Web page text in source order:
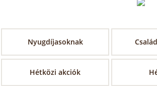
Nyugdíjasoknak
Hétközi akciók